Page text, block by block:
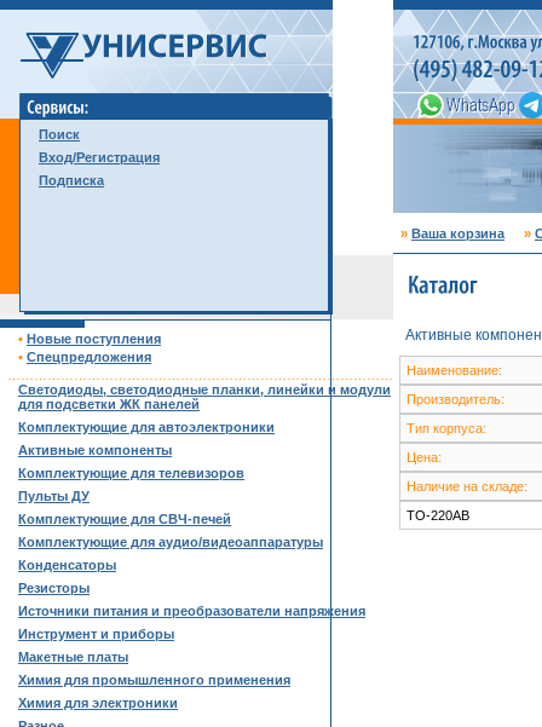
Поиск
Вход/Регистрация
Подписка
» Ваша корзина »
• Новые поступления
• Спецпредложения
Светодиоды, светодиодные планки, линейки и модули
для подсветки ЖК панелей
Комплектующие для автоэлектроники
Активные компоненты
Комплектующие для телевизоров
Пульты ДУ
Комплектующие для СВЧ-печей
Комплектующие для аудио/видеоаппаратуры
Конденсаторы
Резисторы
Источники питания и преобразователи напряжения
Инструмент и приборы
Макетные платы
Химия для промышленного применения
Химия для электроники
Активные
Наименование:
Производитель:
Тип корпуса:
Цена:
Наличие на складе:
TO-220AB